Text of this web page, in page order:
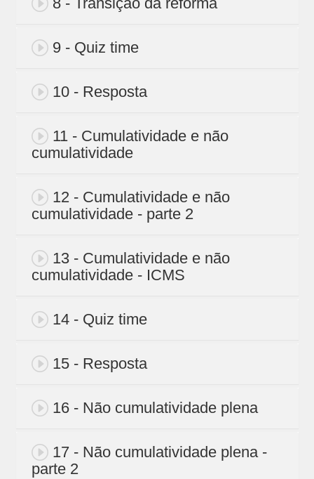
9 - Quiz time
10 - Resposta
11 - Cumulatividade e não
cumulatividade
12 - Cumulatividade e não
cumulatividade - parte 2
13 - Cumulatividade e não
cumulatividade - ICMS
14 - Quiz time
15 - Resposta
16 - Não cumulatividade plena
17 - Não cumulatividade plena -
parte 2